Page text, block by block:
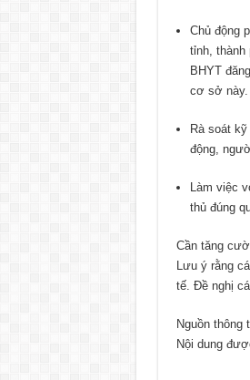
Chủ động
tỉnh,
BHYT
cơ sở này.
Rà soát
động,
Làm việc
thủ đúng
Cần tăng
Lưu ý rằng
tế. Đề nghị
Nguồn
Nội dung